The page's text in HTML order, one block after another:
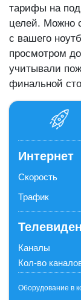
тарифы на
целей. Можно
с вашего
просмотром
учитывали
финальной
Интернет
Скорость
Трафик
Каналы
Кол-во
Оборудование в